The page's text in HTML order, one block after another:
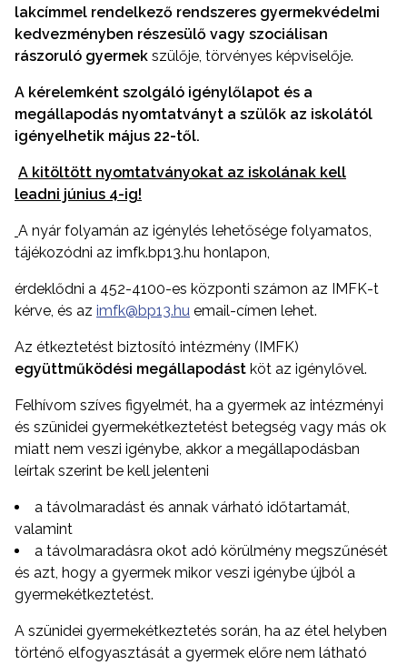
lakcímmel rendelkező rendszeres gyermekvédelmi
kedvezményben részesülő vagy szociálisan
rászoruló gyermek szülője, törvényes képviselője.
A kérelemként szolgáló igénylőlapot és a
megállapodás nyomtatványt a szülők az iskolától
igényelhetik május 22-től.
A kitöltött nyomtatványokat az iskolának kell
leadni június 4-ig!
A nyár folyamán az igénylés lehetősége folyamatos,
tájékozódni az imfk.bp13.hu honlapon,
érdeklődni a 452-4100-es központi számon az IMFK-t
kérve, és az imfk@bp13.hu email-címen lehet.
Az étkeztetést biztosító intézmény (IMFK)
együttműködési megállapodást köt az igénylővel.
Felhívom szíves figyelmét, ha a gyermek az intézményi
és szünidei gyermekétkeztetést betegség vagy más ok
miatt nem veszi igénybe, akkor a megállapodásban
leírtak szerint be kell jelenteni
a távolmaradást és annak várható időtartamát,
valamint
a távolmaradásra okot adó körülmény megszűnését
és azt, hogy a gyermek mikor veszi igénybe újból a
gyermekétkeztetést.
A szünidei gyermekétkeztetés során, ha az étel helyben
történő elfogyasztását a gyermek előre nem látható